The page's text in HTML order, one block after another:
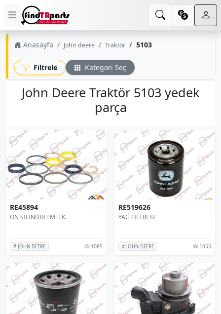
Anasayfa John deere Traktör 5103
Filtrele Kategori Seç
John Deere Traktör 5103 yedek
parça
RE45894
ÖN SİLİNDİR TM. TK.
# JOHN DEERE 1085
RE519626
YAĞ FİLTRESİ
# JOHN DEERE 1055